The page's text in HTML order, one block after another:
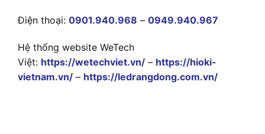
Điện thoại: 0901.940.968 – 0949.940.967
Hệ thống website WeTech
Việt: https://wetechviet.vn/ – https://hioki-
vietnam.vn/ – https://ledrangdong.com.vn/